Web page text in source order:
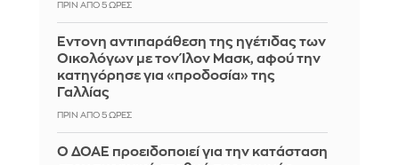
ΠΡΙΝ ΑΠΌ 5 ΏΡΕΣ
Έντονη αντιπαράθεση της ηγέτιδας των
Οικολόγων με τον Ίλον Μασκ, αφού την
κατηγόρησε για «προδοσία» της
Γαλλίας
ΠΡΙΝ ΑΠΌ 5 ΏΡΕΣ
Ο ΔΟΑΕ προειδοποιεί για την κατάσταση